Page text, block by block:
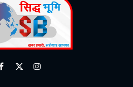
Facebook
X
Instagram